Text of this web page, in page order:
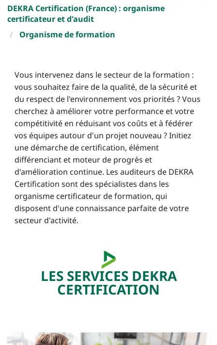
DEKRA Certification (France) : organisme
certificateur et d'audit
Organisme de formation
Vous intervenez dans le secteur de la formation :
vous souhaitez faire de la qualité, de la sécurité et
du respect de l'environnement vos priorités ? Vous
cherchez à améliorer votre performance et votre
compétitivité en réduisant vos coûts et à fédérer
vos équipes autour d'un projet nouveau ? Initiez
une démarche de certification, élément
différenciant et moteur de progrès et
d'amélioration continue. Les auditeurs de DEKRA
Certification sont des spécialistes dans les
organisme certificateur de formation, qui
disposent d'une connaissance parfaite de votre
secteur d'activité.
LES SERVICES DEKRA
CERTIFICATION